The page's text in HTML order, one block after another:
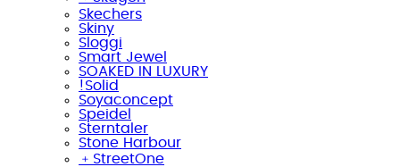
Skechers
Skiny
Sloggi
Smart Jewel
SOAKED IN LUXURY
!Solid
Soyaconcept
Speidel
Sterntaler
Stone Harbour
﹢ StreetOne